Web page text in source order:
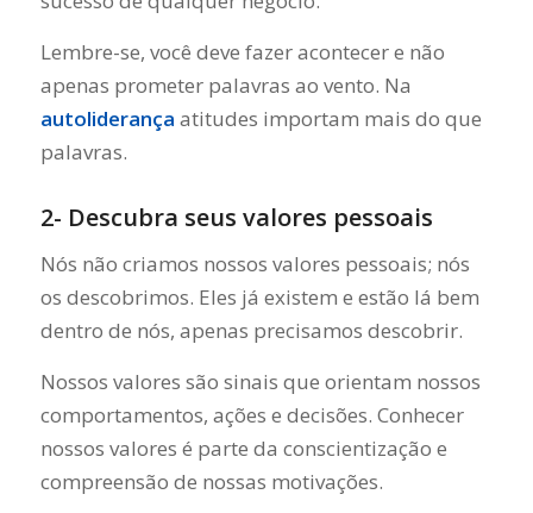
Lembre-se, você deve fazer acontecer e não
apenas prometer palavras ao vento. Na
autoliderança atitudes importam mais do que
palavras.
2- Descubra seus valores pessoais
Nós não criamos nossos valores pessoais; nós
os descobrimos. Eles já existem e estão lá bem
dentro de nós, apenas precisamos descobrir.
Nossos valores são sinais que orientam nossos
comportamentos, ações e decisões. Conhecer
nossos valores é parte da conscientização e
compreensão de nossas motivações.